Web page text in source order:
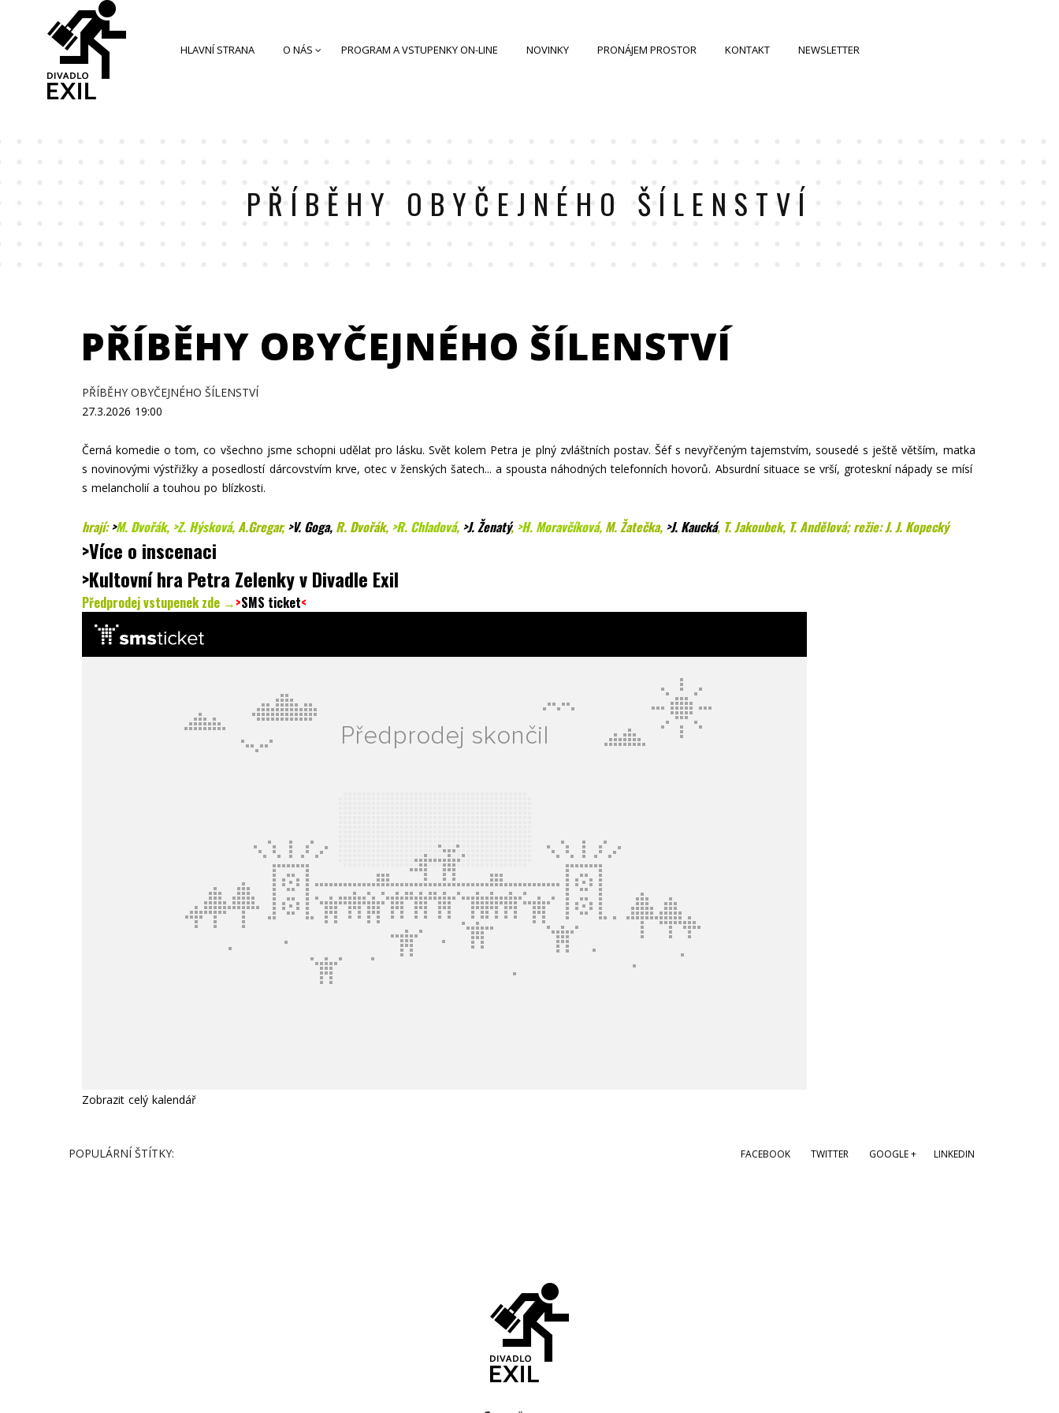
HLAVNÍ STRANA O NÁS PROGRAM A VSTUPENKY ON-LINE NOVINKY PRONÁJEM PROSTOR KONTAKT NEWSLETTER
PŘÍBĚHY OBYČEJNÉHO ŠÍLENSTVÍ
PŘÍBĚHY OBYČEJNÉHO ŠÍLENSTVÍ
PŘÍBĚHY OBYČEJNÉHO ŠÍLENSTVÍ
27.3.2026 19:00
Černá komedie o tom, co všechno jsme schopni udělat pro lásku. Svět kolem Petra je plný zvláštních postav. Šéf s nevyřčeným tajemstvím, sousedé s ještě větším, matka
s novinovými výstřižky a posedlostí dárcovstvím krve, otec v ženských šatech... a spousta náhodných telefonních hovorů. Absurdní situace se vrší, groteskní nápady se mísí
s melancholií a touhou po blízkosti.
hrají:>M. Dvořák, >Z. Hýsková, A.Gregar, >V. Goga, R. Dvořák, >R. Chladová, >J. Ženatý, >H. Moravčíková, M. Žatečka, >J. Kaucká, T. Jakoubek, T. Andělová; režie: J. J. Kopecký
>Více o inscenaci
>Kultovní hra Petra Zelenky v Divadle Exil
Předprodej vstupenek zde →>SMS ticket<
Zobrazit celý kalendář
POPULÁRNÍ ŠTÍTKY: FACEBOOK TWITTER GOOGLE + LINKEDIN